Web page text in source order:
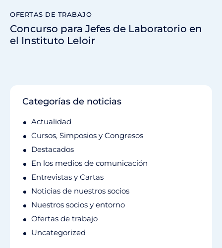
OFERTAS DE TRABAJO
Concurso para Jefes de Laboratorio en
el Instituto Leloir
Categorías de noticias
Actualidad
Cursos, Simposios y Congresos
Destacados
En los medios de comunicación
Entrevistas y Cartas
Noticias de nuestros socios
Nuestros socios y entorno
Ofertas de trabajo
Uncategorized